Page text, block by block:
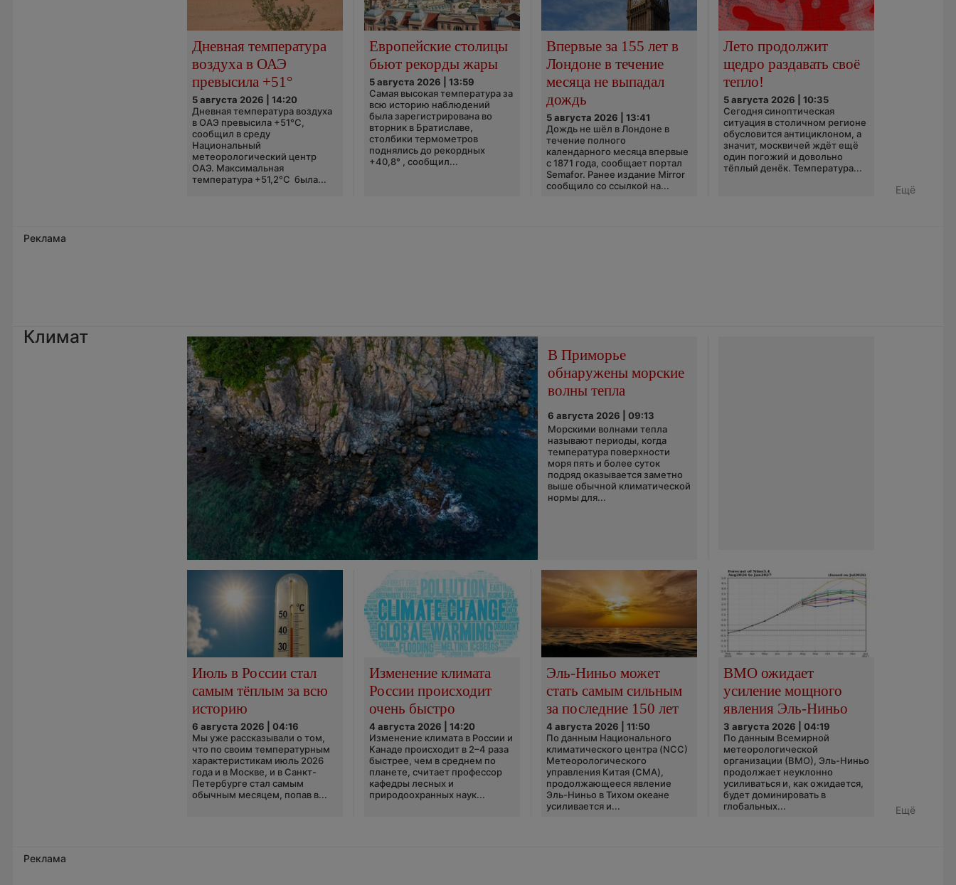
Дневная температура
воздуха в ОАЭ
превысила +51°
5 августа 2026 | 14:20
Дневная температура воздуха
в ОАЭ превысила +51°C,
сообщил в среду
Национальный
метеорологический центр
ОАЭ. Максимальная
температура +51,2°C была...
Европейские столицы
бьют рекорды жары
5 августа 2026 | 13:59
Самая высокая температура за
всю историю наблюдений
была зарегистрирована во
вторник в Братиславе,
столбики термометров
поднялись до рекордных
+40,8° , сообщил...
Впервые за 155 лет в
Лондоне в течение
месяца не выпадал
дождь
5 августа 2026 | 13:41
Дождь не шёл в Лондоне в
течение полного
календарного месяца впервые
с 1871 года, сообщает портал
Semafor. Ранее издание Mirror
сообщило со ссылкой на...
Лето продолжит
щедро раздавать своё
тепло!
5 августа 2026 | 10:35
Сегодня синоптическая
ситуация в столичном регионе
обусловится антициклоном, а
значит, москвичей ждёт ещё
один погожий и довольно
тёплый денёк. Температура...
Ещё
Реклама
Климат
В Приморье
обнаружены морские
волны тепла
6 августа 2026 | 09:13
Морскими волнами тепла
называют периоды, когда
температура поверхности
моря пять и более суток
подряд оказывается заметно
выше обычной климатической
нормы для...
Июль в России стал
самым тёплым за всю
историю
6 августа 2026 | 04:16
Мы уже рассказывали о том,
что по своим температурным
характеристикам июль 2026
года и в Москве, и в Санкт-
Петербурге стал самым
обычным месяцем, попав в...
Изменение климата
России происходит
очень быстро
4 августа 2026 | 14:20
Изменение климата в России и
Канаде происходит в 2–4 раза
быстрее, чем в среднем по
планете, считает профессор
кафедры лесных и
природоохранных наук...
Эль-Ниньо может
стать самым сильным
за последние 150 лет
4 августа 2026 | 11:50
По данным Национального
климатического центра (NCC)
Метеорологического
управления Китая (CMA),
продолжающееся явление
Эль-Ниньо в Тихом океане
усиливается и...
ВМО ожидает
усиление мощного
явления Эль-Ниньо
3 августа 2026 | 04:19
По данным Всемирной
метеорологической
организации (ВМО), Эль-Ниньо
продолжает неуклонно
усиливаться и, как ожидается,
будет доминировать в
глобальных...
Ещё
Реклама